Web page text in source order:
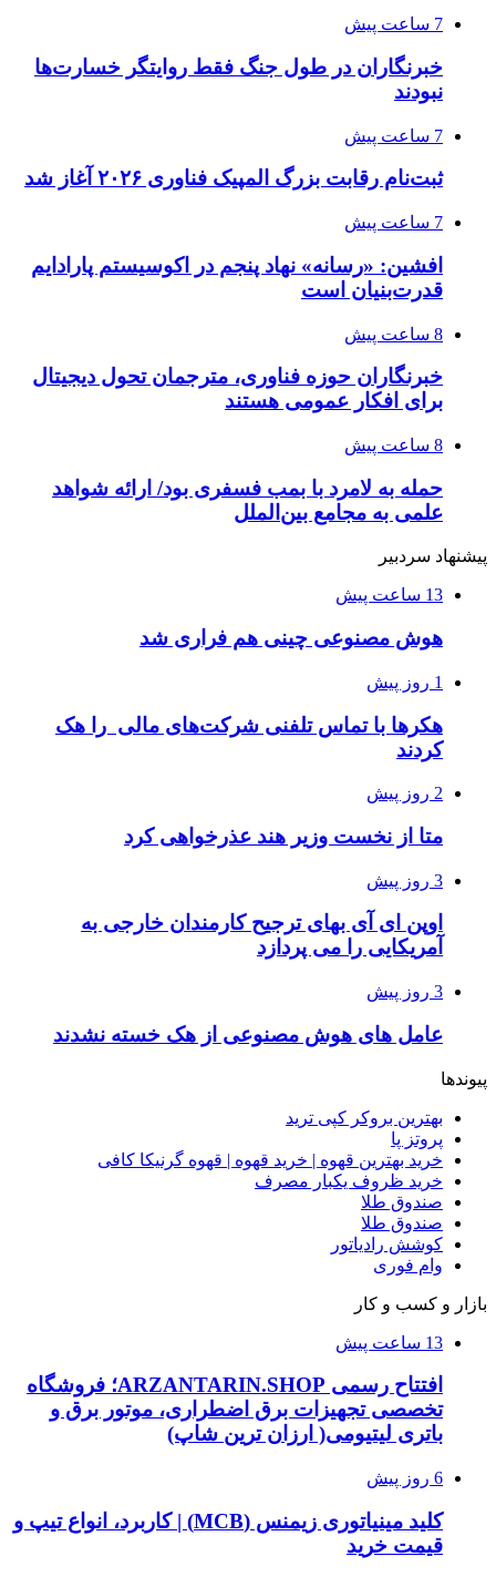
7 ساعت پیش
خبرنگاران در طول جنگ فقط روایتگر خسارت‌ها
نبودند
7 ساعت پیش
ثبت‌نام رقابت بزرگ المپیک فناوری ۲۰۲۶ آغاز شد
7 ساعت پیش
افشین: «رسانه» نهاد پنجم در اکوسیستم پارادایم
قدرت‌بنیان است
8 ساعت پیش
خبرنگاران حوزه فناوری، مترجمان تحول دیجیتال
برای افکار عمومی هستند
8 ساعت پیش
حمله به لامرد با بمب فسفری بود/ ارائه شواهد
علمی به مجامع بین‌الملل
پیشنهاد سردبیر
13 ساعت پیش
هوش مصنوعی چینی هم فراری شد
1 روز پیش
هکرها با تماس تلفنی شرکت‌های مالی را هک
کردند
2 روز پیش
متا از نخست وزیر هند عذرخواهی کرد
3 روز پیش
اوپن ای آی بهای ترجیح کارمندان خارجی به
آمریکایی را می پردازد
3 روز پیش
عامل های هوش مصنوعی از هک خسته نشدند
پیوندها
بهترین بروکر کپی ترید
پروتز پا
خرید بهترین قهوه | خرید قهوه | قهوه گرنیکا کافی
خرید ظروف یکبار مصرف
صندوق طلا
صندوق طلا
کوشش رادیاتور
وام فوری
بازار و کسب و کار
13 ساعت پیش
افتتاح رسمی ARZANTARIN.SHOP؛ فروشگاه
تخصصی تجهیزات برق اضطراری، موتور برق و
باتری لیتیومی( ارزان ترین شاپ)
6 روز پیش
کلید مینیاتوری زیمنس (MCB) | کاربرد، انواع تیپ و
قیمت خرید